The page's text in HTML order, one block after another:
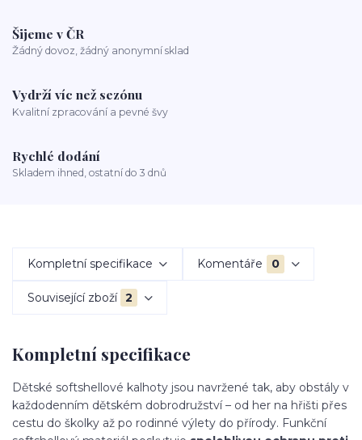
Šijeme v ČR
Žádný dovoz, žádný anonymní sklad
Vydrží víc než sezónu
Kvalitní zpracování a pevné švy
Rychlé dodání
Skladem ihned, ostatní do 3 dnů
Kompletní specifikace Komentáře 0
Související zboží 2
Kompletní specifikace
Dětské softshellové kalhoty jsou navržené tak, aby obstály v
každodenním dětském dobrodružství – od her na hřišti přes
cestu do školky až po rodinné výlety do přírody. Funkční